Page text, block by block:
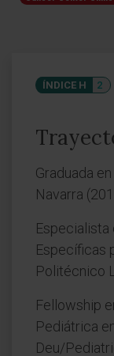
ÍNDICE H 2
Graduada
Navarra
Especialista
Específicas
Politécnico
Fellowship
Pediátrica
Deu/